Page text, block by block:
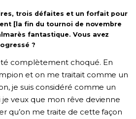
trois défaites et un forfait pour
[la fin du tournoi de novembre
fantastique. Vous avez
?
complètement choqué. En
et on me traitait comme un
je suis considéré comme un
je veux que mon rêve devienne
qu’on me traite de cette façon